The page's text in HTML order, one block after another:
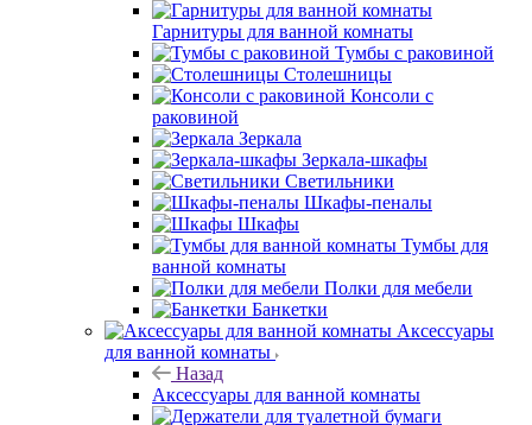
Гарнитуры для ванной комнаты
Тумбы с раковиной
Столешницы
Консоли с
раковиной
Зеркала
Зеркала-шкафы
Светильники
Шкафы-пеналы
Шкафы
Тумбы для
ванной комнаты
Полки для мебели
Банкетки
Аксессуары
для ванной комнаты
Назад
Аксессуары для ванной комнаты